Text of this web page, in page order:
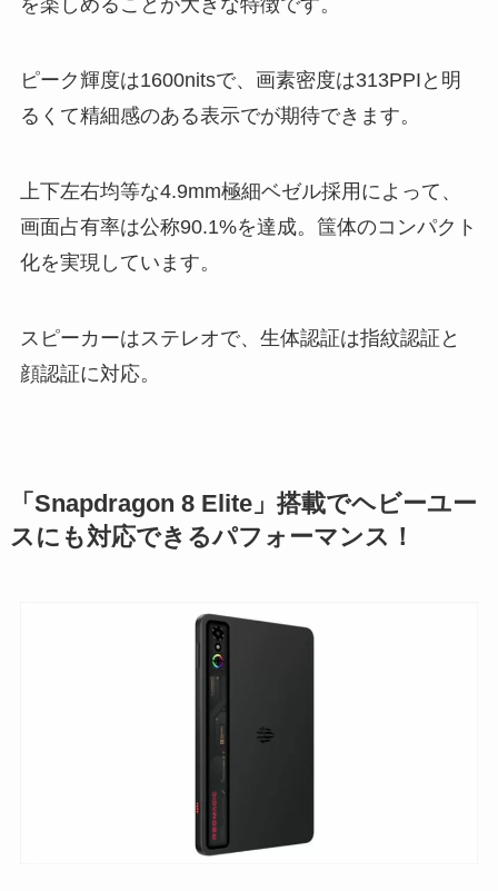
を楽しめることが大きな特徴です。
ピーク輝度は1600nitsで、画素密度は313PPIと明
るくて精細感のある表示でが期待できます。
上下左右均等な4.9mm極細ベゼル採用によって、
画面占有率は公称90.1%を達成。筺体のコンパクト
化を実現しています。
スピーカーはステレオで、生体認証は指紋認証と
顔認証に対応。
「Snapdragon 8 Elite」搭載でヘビーユー
スにも対応できるパフォーマンス！